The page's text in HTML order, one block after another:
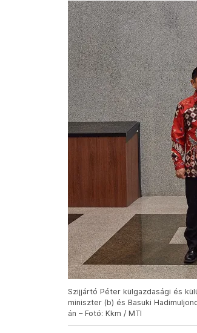
Szijjártó Péter külgazdasági és
miniszter (b) és Basuki
án – Fotó: Kkm / MTI